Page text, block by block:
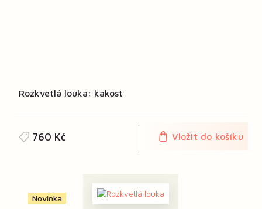
Rozkvetlá louka: kakost
760 Kč Vložit do košíku
Novinka